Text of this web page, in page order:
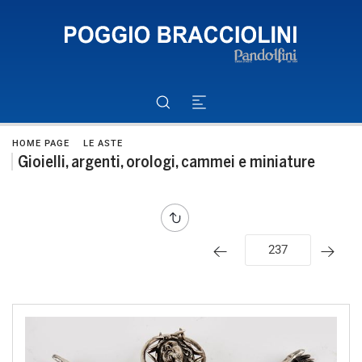
HOME PAGE LE ASTE
Gioielli, argenti, orologi, cammei e miniature